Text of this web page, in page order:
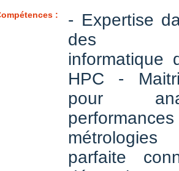
:
- Expertise
des
informatique
HPC -
pour
parfaite